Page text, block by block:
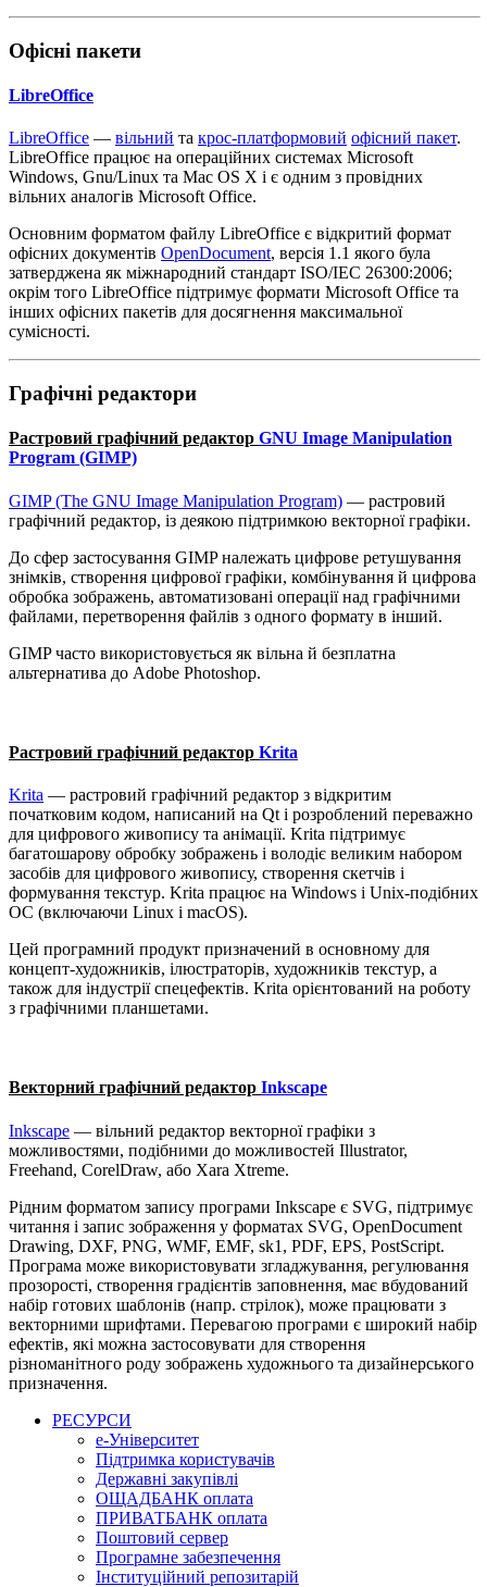
Офісні пакети
LibreOffice
LibreOffice — вільний та крос-платформовий офісний пакет.
LibreOffice працює на операційних системах Microsoft
Windows, Gnu/Linux та Mac OS X i є одним з провідних
вільних аналогів Microsoft Office.
Основним форматом файлу LibreOffice є відкритий формат
офісних документів OpenDocument, версія 1.1 якого була
затверджена як міжнародний стандарт ISO/IEC 26300:2006;
окрім того LibreOffice підтримує формати Microsoft Office та
інших офісних пакетів для досягнення максимальної
сумісності.
Графічні редактори
Растровий графічний редактор GNU Image Manipulation
Program (GIMP)
GIMP (The GNU Image Manipulation Program) — растровий
графічний редактор, із деякою підтримкою векторної графіки.
До сфер застосування GIMP належать цифрове ретушування
знімків, створення цифрової графіки, комбінування й цифрова
обробка зображень, автоматизовані операції над графічними
файлами, перетворення файлів з одного формату в інший.
GIMP часто використовується як вільна й безплатна
альтернатива до Adobe Photoshop.
Растровий графічний редактор Krita
Krita — растровий графічний редактор з відкритим
початковим кодом, написаний на Qt і розроблений переважно
для цифрового живопису та анімації. Krita підтримує
багатошарову обробку зображень і володіє великим набором
засобів для цифрового живопису, створення скетчів і
формування текстур. Krita працює на Windows і Unix-подібних
ОС (включаючи Linux і macOS).
Цей програмний продукт призначений в основному для
концепт-художників, ілюстраторів, художників текстур, а
також для індустрії спецефектів. Krita орієнтований на роботу
з графічними планшетами.
Векторний графічний редактор Inkscape
Inkscape — вільний редактор векторної графіки з
можливостями, подібними до можливостей Illustrator,
Freehand, CorelDraw, або Xara Xtreme.
Рідним форматом запису програми Inkscape є SVG, підтримує
читання і запис зображення у форматах SVG, OpenDocument
Drawing, DXF, PNG, WMF, EMF, sk1, PDF, EPS, PostScript.
Програма може використовувати згладжування, регулювання
прозорості, створення градієнтів заповнення, має вбудований
набір готових шаблонів (напр. стрілок), може працювати з
векторними шрифтами. Перевагою програми є широкий набір
ефектів, які можна застосовувати для створення
різноманітного роду зображень художнього та дизайнерського
призначення.
РЕСУРСИ
е-Університет
Підтримка користувачів
Державні закупівлі
ОЩАДБАНК оплата
ПРИВАТБАНК оплата
Поштовий сервер
Програмне забезпечення
Інституційний репозитарій